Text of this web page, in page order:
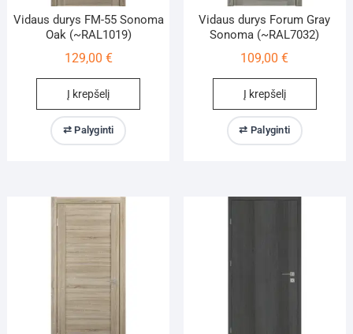
Vidaus durys FM-55 Sonoma
Oak (~RAL1019)
129,00 €
Į krepšelį
⇄ Palyginti
Vidaus durys Forum Gray
Sonoma (~RAL7032)
109,00€
Į krepšelį
⇄ Palyginti